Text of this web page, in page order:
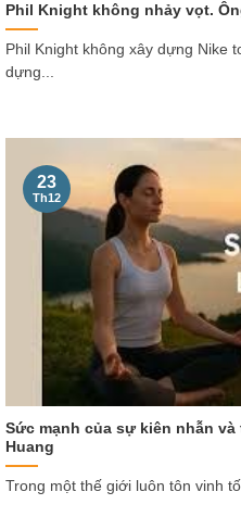
Phil Knight không nhảy vọt.
Phil Knight không xây dựng Nike
dựng...
Sức mạnh của sự kiên nhẫn
Huang
Trong một thế giới luôn tôn vinh
23
Th12